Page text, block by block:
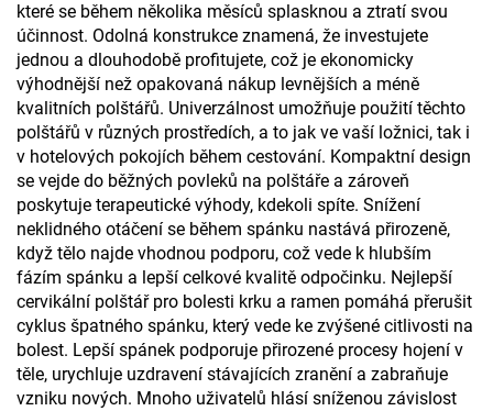
které se během několika měsíců splasknou a ztratí svou
účinnost. Odolná konstrukce znamená, že investujete
jednou a dlouhodobě profitujete, což je ekonomicky
výhodnější než opakovaná nákup levnějších a méně
kvalitních polštářů. Univerzálnost umožňuje použití těchto
polštářů v různých prostředích, a to jak ve vaší ložnici, tak i
v hotelových pokojích během cestování. Kompaktní design
se vejde do běžných povleků na polštáře a zároveň
poskytuje terapeutické výhody, kdekoli spíte. Snížení
neklidného otáčení se během spánku nastává přirozeně,
když tělo najde vhodnou podporu, což vede k hlubším
fázím spánku a lepší celkové kvalitě odpočinku. Nejlepší
cervikální polštář pro bolesti krku a ramen pomáhá přerušit
cyklus špatného spánku, který vede ke zvýšené citlivosti na
bolest. Lepší spánek podporuje přirozené procesy hojení v
těle, urychluje uzdravení stávajících zranění a zabraňuje
vzniku nových. Mnoho uživatelů hlásí sníženou závislost